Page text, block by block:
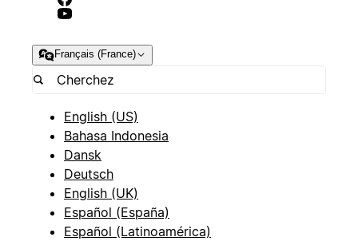
Français (France)
English (US)
Bahasa Indonesia
Dansk
Deutsch
English (UK)
Español (España)
Español (Latinoamérica)